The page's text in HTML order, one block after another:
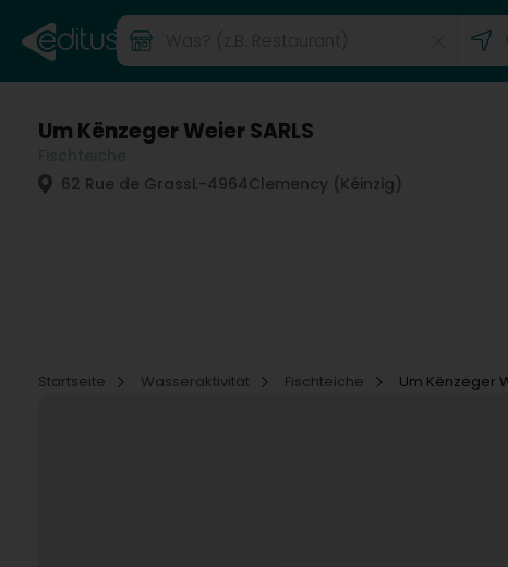
Um Kënzeger Weier SARLS
62 Rue de GrassL-4964Clemency (Kéinzig)
Startseite
Wasseraktivität Fischteiche Um Kënzeger